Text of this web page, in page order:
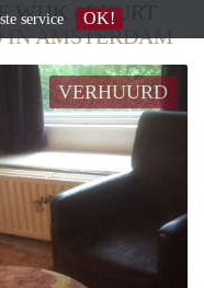
WIJK / BUURT
IN AMSTERDAM
VERHUURD
service OK!